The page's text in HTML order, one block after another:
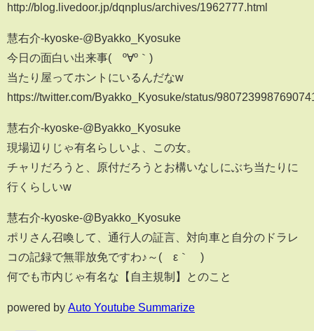
http://blog.livedoor.jp/dqnplus/archives/1962777.html
慧右介-kyoske-@Byakko_Kyosuke
今日の面白い出来事(´º∀º｀)
当たり屋ってホントにいるんだなw
https://twitter.com/Byakko_Kyosuke/status/
慧右介-kyoske-@Byakko_Kyosuke
現場辺りじゃ有名らしいよ、この女。
チャリだろうと、原付だろうとお構いなしにぶち当たりに
行くらしいw
慧右介-kyoske-@Byakko_Kyosuke
ポリさん召喚して、通行人の証言、対向車と自分のドラレ
コの記録で無罪放免ですわ♪～(´ε｀ )
何でも市内じゃ有名な【自主規制】とのこと
powered by Auto Youtube Summarize